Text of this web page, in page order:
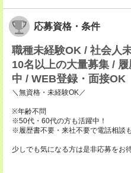
応募資格・条件
職種未経験OK / 社会人
10名以上の大量募集 /
中 / WEB登録・面接OK
＼無資格・未経験OK／
※年齢不問
※50代・60代の方も活躍中！
※履歴書不要・来社不要で電話相談
少しでも気になる方は是非応募をお